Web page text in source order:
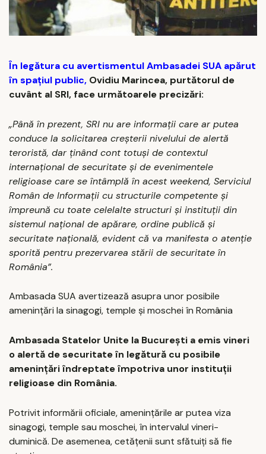
În legătura cu avertismentul Ambasadei SUA apărut
în spațiul public, Ovidiu Marincea, purtătorul de
cuvânt al SRI, face următoarele precizări:
„Până în prezent, SRI nu are informații care ar putea
conduce la solicitarea creșterii nivelului de alertă
teroristă, dar ținând cont totuși de contextul
internațional de securitate și de evenimentele
religioase care se întâmplă în acest weekend, Serviciul
Român de Informații cu structurile competente și
împreună cu toate celelalte structuri și instituții din
sistemul național de apărare, ordine publică și
securitate națională, evident că va manifesta o atenție
sporită pentru prezervarea stării de securitate în
România”.
Ambasada SUA avertizează asupra unor posibile
amenințări la sinagogi, temple și moschei în România
Ambasada Statelor Unite la București a emis vineri
o alertă de securitate în legătură cu posibile
amenințări îndreptate împotriva unor instituții
religioase din România.
Potrivit informării oficiale, amenințările ar putea viza
sinagogi, temple sau moschei, în intervalul vineri-
duminică. De asemenea, cetățenii sunt sfătuiți să fie